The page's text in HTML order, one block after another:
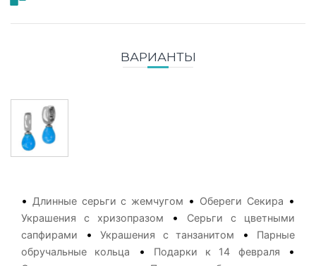
ВАРИАНТЫ
•Длинные серьги с жемчугом • Обереги Секира •
Украшения с хризопразом •
Серьги с цветными
сапфирами
• Украшения с танзанитом •
Парные
обручальные кольца
• Подарки к 14 февраля •